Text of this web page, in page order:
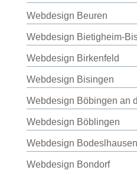
Webdesign Beuren
Webdesign Bietigheim-
Webdesign Birkenfeld
Webdesign Bisingen
Webdesign Böbingen an
Webdesign Böblingen
Webdesign Bodeslhausen
Webdesign Bondorf